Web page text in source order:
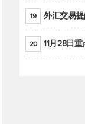
19 外汇交易提醒
20 11月28日